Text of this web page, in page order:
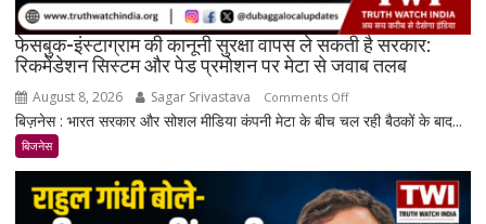
दाम
फेसबुक-इंस्टाग्राम की कानूनी सुरक्षा वापस ले सकती है सरकार:
रिकमेंडेशन सिस्टम और पेड प्रमोशन पर मेटा से जवाब तलब
August 8, 2026 Sagar Srivastava Comments Offon
फेसबुक-
कानूनी
सुरक्षा
बिज़नेस : भारत सरकार और सोशल मीडिया कंपनी मेटा के बीच चल रही बैठकों के बाद...
बिजनेस